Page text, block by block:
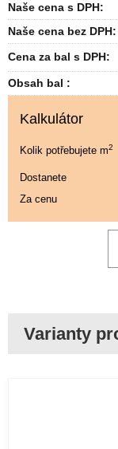
Naše cena s DPH:
Naše cena bez DPH:
Cena za bal s DPH:
Obsah bal :
Kalkulátor
Kolik potřebujete m2
Dostanete
Za cenu